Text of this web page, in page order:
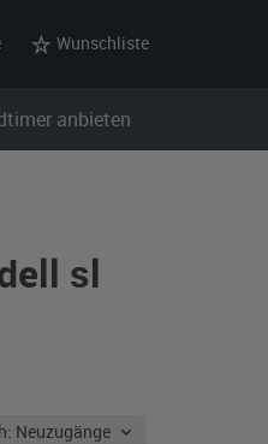
Wunschliste
anbieten
sl
Sortieren nach: Neuzugänge